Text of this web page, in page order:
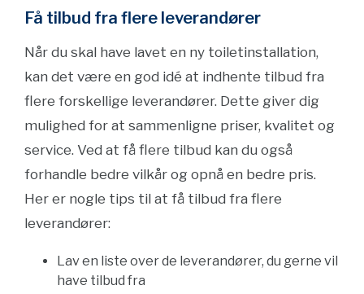
Få tilbud fra flere leverandører
Når du skal have lavet en ny toiletinstallation,
kan det være en god idé at indhente tilbud fra
flere forskellige leverandører. Dette giver dig
mulighed for at sammenligne priser, kvalitet og
service. Ved at få flere tilbud kan du også
forhandle bedre vilkår og opnå en bedre pris.
Her er nogle tips til at få tilbud fra flere
leverandører:
Lav en liste over de leverandører, du gerne vil
have tilbud fra